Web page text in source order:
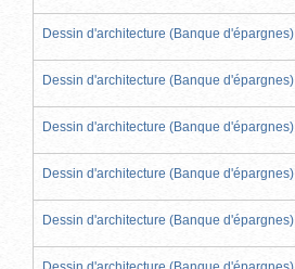
Dessin d'architecture (Banque d'épargnes)
Dessin d'architecture (Banque d'épargnes)
Dessin d'architecture (Banque d'épargnes)
Dessin d'architecture (Banque d'épargnes)
Dessin d'architecture (Banque d'épargnes)